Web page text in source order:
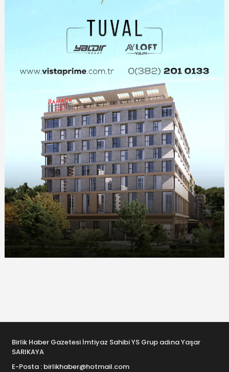
Birlik Haber Gazetesi İmtiyaz Sahibi YS Grup adına Yaşar
SARIKAYA
E-Posta : birlikhaber@hotmail.com